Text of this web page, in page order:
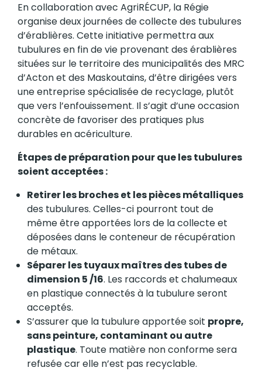
En collaboration avec AgriRÉCUP, la Régie
organise deux journées de collecte des tubulures
d’érablières. Cette initiative permettra aux
tubulures en fin de vie provenant des érablières
situées sur le territoire des municipalités des MRC
d’Acton et des Maskoutains, d’être dirigées vers
une entreprise spécialisée de recyclage, plutôt
que vers l’enfouissement. Il s’agit d’une occasion
concrète de favoriser des pratiques plus
durables en acériculture.
Étapes de préparation pour que les tubulures
soient acceptées :
Retirer les broches et les pièces métalliques
des tubulures. Celles-ci pourront tout de
même être apportées lors de la collecte et
déposées dans le conteneur de récupération
de métaux.
Séparer les tuyaux maîtres des tubes de
dimension 5 /16. Les raccords et chalumeaux
en plastique connectés à la tubulure seront
acceptés.
S’assurer que la tubulure apportée soit propre,
sans peinture, contaminant ou autre
plastique. Toute matière non conforme sera
refusée car elle n’est pas recyclable.